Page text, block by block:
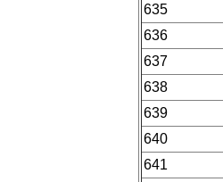
635
636
637
638
639
640
641